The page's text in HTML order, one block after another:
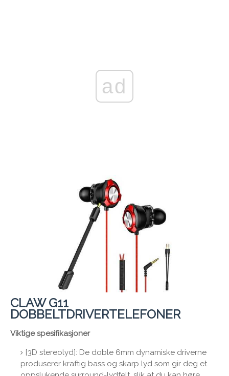
ad
CLAW G11
DOBBELTDRIVERTELEFONER
Viktige spesifikasjoner
[3D stereolyd]: De doble 6mm dynamiske driverne
produserer kraftig bass og skarp lyd som gir deg et